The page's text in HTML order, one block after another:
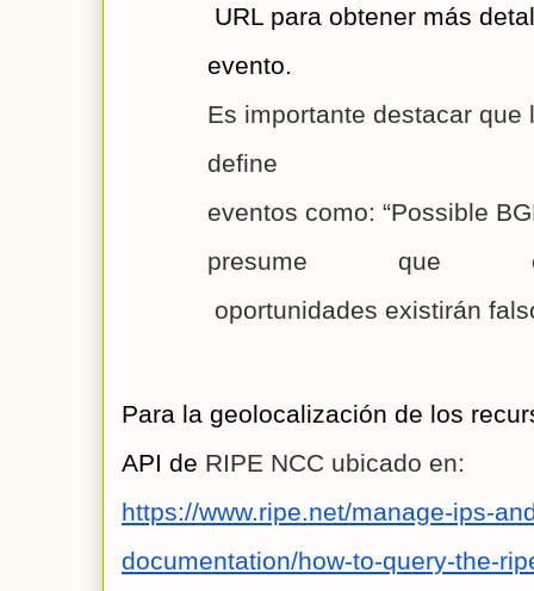
URL para obtener más
evento.
Es importante destacar
define
eventos como: “Possible
presume que
oportunidades existirán
Para la geolocalización de los
API de RIPE NCC ubicado en:
https://www.ripe.net/manage-ips-
documentation/how-to-query-the-